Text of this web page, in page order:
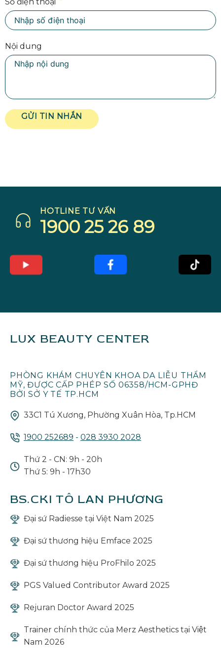
Nội dung
GỬI TIN NHẮN
HOTLINE TƯ VẤN
1900 25 26 89
LUX BEAUTY CENTER
PHÒNG KHÁM CHUYÊN KHOA DA LIỄU THẨM
MỸ, ĐƯỢC CẤP PHÉP SỐ 06358/HCM-GPHĐ
BỞI SỞ Y TẾ TP.HCM
33C1 Tú Xương, Phường Xuân Hòa, Tp.HCM
1900 252689 - 028 3930 2028
Thứ 2 - CN: 9h - 20h
Thứ 5: 9h - 17h30
BS.CKI TÔ LAN PHƯƠNG
Đại sứ Radiesse tại Việt Nam 2025
Đại sứ thương hiệu Emface 2025
Đại sứ thương hiệu ProFhilo 2025
PGS Valued Contributor Award 2025
Rejuran Doctor Award 2025
Trainer chính thức của Merz Aesthetics tại Việt
Nam 2026